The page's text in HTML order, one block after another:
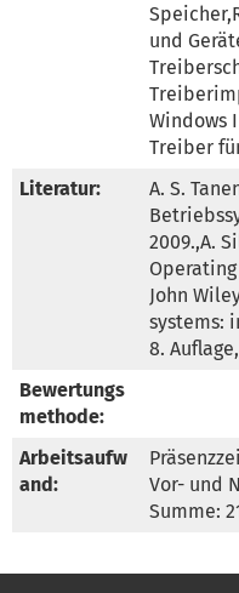
und
Windows
Treiber
Literatur:
A. S.
2009.,A.
John
systems:
8.
Bewertungs
methode:
Arbeitsaufw
and:
Vor- und
Summe: